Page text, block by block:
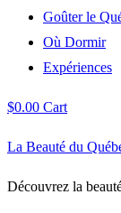
Goûter le
Où Dormir
Expériences
$0.00 Cart
La Beauté du
Découvrez la